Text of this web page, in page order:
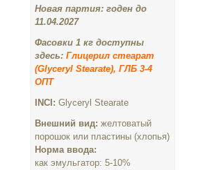
Новая партия: годен до
11.04.2027
Фасовки 1 кг доступны
здесь: Глицерил стеарат
(Glyceryl Stearate), ГЛБ 3-4
ОПТ
INCI: Glyceryl Stearate
Внешний вид: желтоватый
порошок или пластины (хлопья)
Норма ввода:
как эмульгатор: 5-10%